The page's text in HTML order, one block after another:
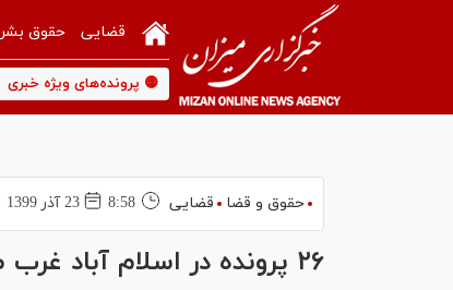
قضایی حقوق بشر
🟡 پرونده‌های ویژه خبری
حقوق و قضا قضایی 8:58 23 آذر 1399
۲۶ پرونده در اسلام آباد غرب طی یک هفته به سازش رسید